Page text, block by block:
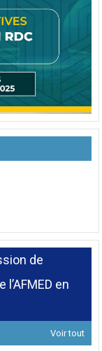
de
en
Voir tout